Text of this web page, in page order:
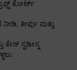
ಕೋರ್ಟ್
ತೀರ್ಪು ಮತ್ತು
ಸ್ಟಡೀಸ್ನ